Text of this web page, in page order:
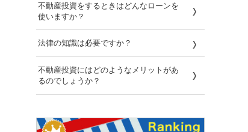
不動産投資をするときはどんなローンを
使いますか？
法律の知識は必要ですか？
不動産投資にはどのようなメリットがあ
るのでしょうか？